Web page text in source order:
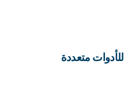
شفرة ACZ 85 RT3 للأدوات متعددة